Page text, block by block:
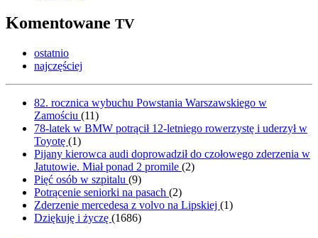
Komentowane TV
ostatnio
najczęściej
82. rocznica wybuchu Powstania Warszawskiego w
Zamościu (11)
78-latek w BMW potrącił 12-letniego rowerzystę i uderzył w
Toyotę (1)
Pijany kierowca audi doprowadził do czołowego zderzenia w
Jatutowie. Miał ponad 2 promile (2)
Pięć osób w szpitalu (9)
Potrącenie seniorki na pasach (2)
Zderzenie mercedesa z volvo na Lipskiej (1)
Dziękuję i życzę (1686)